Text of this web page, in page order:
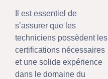
Il est essentiel de
s’assurer que les
techniciens possèdent les
certifications nécessaires
et une solide expérience
dans le domaine du